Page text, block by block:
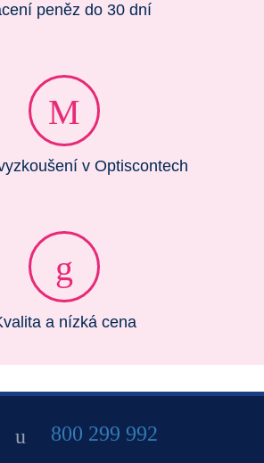
peněz do 30 dní
v Optiscontech
a nízká cena
800 299 992